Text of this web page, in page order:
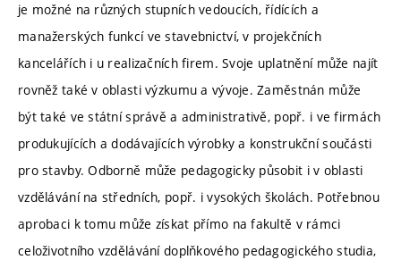
je možné na různých stupních vedoucích, řídících a
manažerských funkcí ve stavebnictví, v projekčních
kancelářích i u realizačních firem. Svoje uplatnění může najít
rovněž také v oblasti výzkumu a vývoje. Zaměstnán může
být také ve státní správě a administrativě, popř. i ve firmách
produkujících a dodávajících výrobky a konstrukční součásti
pro stavby. Odborně může pedagogicky působit i v oblasti
vzdělávání na středních, popř. i vysokých školách. Potřebnou
aprobaci k tomu může získat přímo na fakultě v rámci
celoživotního vzdělávání doplňkového pedagogického studia,